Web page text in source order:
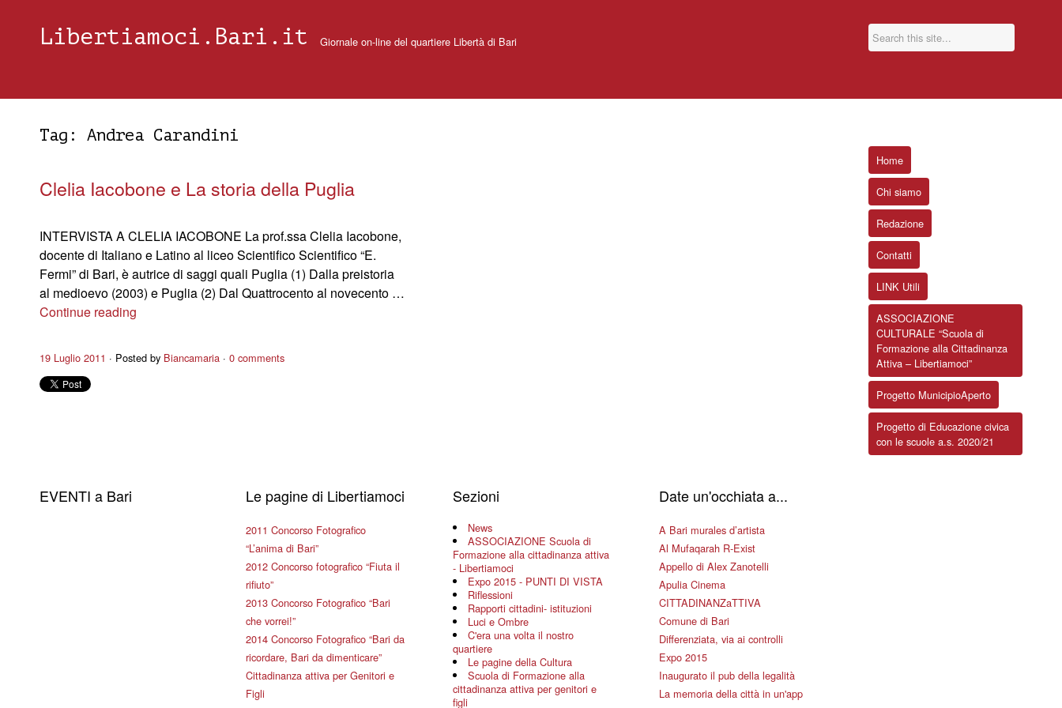
Libertiamoci.Bari.it Giornale on-line del quartiere Libertà di Bari
Tag: Andrea Carandini
Clelia Iacobone e La storia della Puglia
INTERVISTA A CLELIA IACOBONE La prof.ssa Clelia Iacobone,
docente di Italiano e Latino al liceo Scientifico Scientifico “E.
Fermi” di Bari, è autrice di saggi quali Puglia (1) Dalla preistoria
al medioevo (2003) e Puglia (2) Dal Quattrocento al novecento …
Continue reading
19 Luglio 2011 Posted by Biancamaria 0 comments
EVENTI a Bari Le pagine di Libertiamoci
2011 Concorso Fotografico
“L’anima di Bari”
2012 Concorso fotografico “Fiuta il
rifiuto”
2013 Concorso Fotografico “Bari
che vorrei!”
2014 Concorso Fotografico “Bari da
ricordare, Bari da dimenticare”
Cittadinanza attiva per Genitori e
Figli
Sezioni
News
ASSOCIAZIONE Scuola di
Formazione alla cittadinanza attiva
- Libertiamoci
Expo 2015 - PUNTI DI VISTA
Riflessioni
Rapporti cittadini- istituzioni
Luci e Ombre
C'era una volta il nostro
quartiere
Le pagine della Cultura
Scuola di Formazione alla
cittadinanza attiva per genitori e
figli
Date un'occhiata a...
A Bari murales d’artista
Al Mufaqarah R-Exist
Appello di Alex Zanotelli
Apulia Cinema
CITTADINANZaTTIVA
Comune di Bari
Differenziata, via ai controlli
Expo 2015
Inaugurato il pub della legalità
La memoria della città in un'app
Home
Chi siamo
Redazione
Contatti
LINK Utili
ASSOCIAZIONE
CULTURALE “Scuola di
Formazione alla Cittadinanza
Attiva – Libertiamoci”
Progetto MunicipioAperto
Progetto di Educazione civica
con le scuole a.s. 2020/21